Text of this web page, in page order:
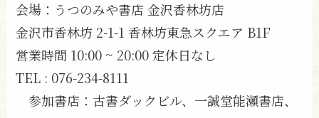
会場：うつのみや書店 金沢香林坊店
金沢市香林坊 2-1-1 香林坊東急スクエア B1F
営業時間 10:00 ~ 20:00 定休日なし
TEL : 076-234-8111
参加書店：古書ダックビル、一誠堂能瀬書店、